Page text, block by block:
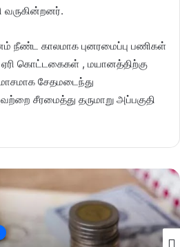
நீண்ட காலமாக புனரமைப்பு பணிகள்
கொட்டகைகள் , மயானத்திற்கு
சேதமடைந்து
சீரமைத்து தருமாறு அப்பகுதி